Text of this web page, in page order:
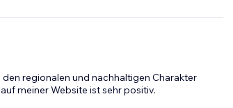
regionalen und nachhaltigen Charakter
meiner Website ist sehr positiv.